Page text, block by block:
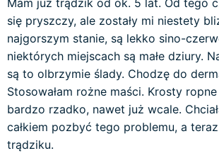
Mam już trądzik od ok. 5 lat. Od tego
się pryszczy, ale zostały mi niestety
najgorszym stanie, są lekko sino-
niektórych miejscach są małe dziury.
są to olbrzymie ślady. Chodzę do
Stosowałam rożne maści. Krosty
bardzo rzadko, nawet już wcale.
całkiem pozbyć tego problemu, a
trądziku.